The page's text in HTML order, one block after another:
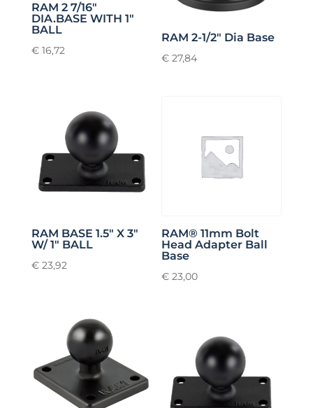
RAM 2 7/16″
DIA.BASE WITH 1″
BALL
€16,72
RAM 2-1/2″ Dia Base
€ 27,84
RAM BASE 1.5″ X 3″
W/ 1″ BALL
€23,92
RAM® 11mm Bolt
Head Adapter Ball
Base
€ 23,00